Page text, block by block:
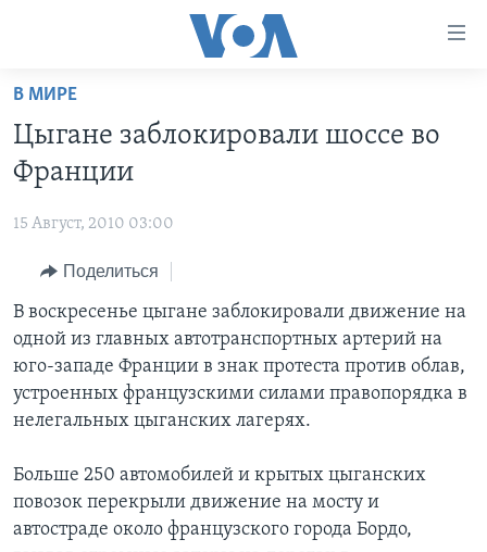
Перейти
основной
контент
Перейти
навигации
Перейти
поиск
ПРОГРАММЫ
НОВОСТИ ЗА МИНУТУ
ИТОГИ
ПОЧЕМУ ЭТО ВАЖНО?
ДЕТАЛИ
НЬЮ-ЙОРК NEW YORK
АМЕРИКА. БОЛЬШОЕ ПУТЕШЕСТВИЕ
ПРОЕКТЫ
УЧИМ АНГЛИЙСКИЙ
НАША АМЕРИКАНСКАЯ ИСТОРИЯ
А КАК В АМЕРИКЕ?
АМЕРИКАНСКИЕ ГОРОДКИ
ТЕСТЫ
ЭКСПЕРТИЗА
ИНТЕРВЬЮ
ФАКТЫ ПРОТИВ ФЕЙКОВ
ЗА СВОБОДУ ПРЕССЫ
УЧИМ АНГЛИЙСКИЙ
ВИДЕО
ПОДПИСКА НА НОВОСТИ
Learning English
В МИРЕ
Цыгане заблокировали шоссе во
Франции
15 Август, 2010 03:00
Поделиться
В воскресенье цыгане заблокировали движение на
одной из главных автотранспортных артерий на
юго-западе Франции в знак протеста против облав,
устроенных французскими силами правопорядка в
нелегальных цыганских лагерях.
Больше 250 автомобилей и крытых цыганских
повозок перекрыли движение на мосту и
автостраде около французского города Бордо,